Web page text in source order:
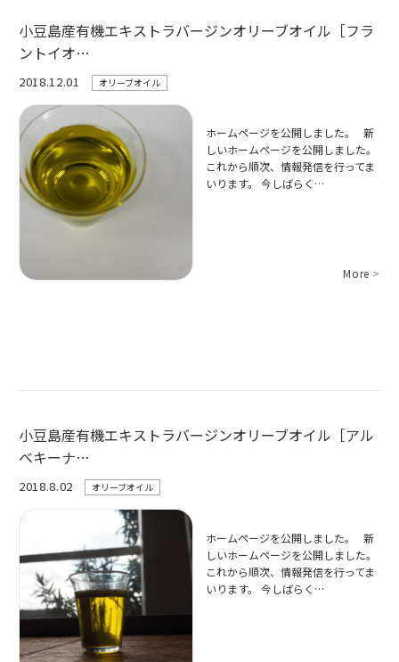
小豆島産有機エキストラバージンオリーブオイル［フラ
ントイオ…
2018.12.01 オリーブオイル
ホームページを公開しました。 新
しいホームページを公開しました。
これから順次、情報発信を行ってま
いります。 今しばらく…
More >
小豆島産有機エキストラバージンオリーブオイル［アル
ベキーナ…
2018.8.02 オリーブオイル
ホームページを公開しました。 新
しいホームページを公開しました。
これから順次、情報発信を行ってま
いります。 今しばらく…